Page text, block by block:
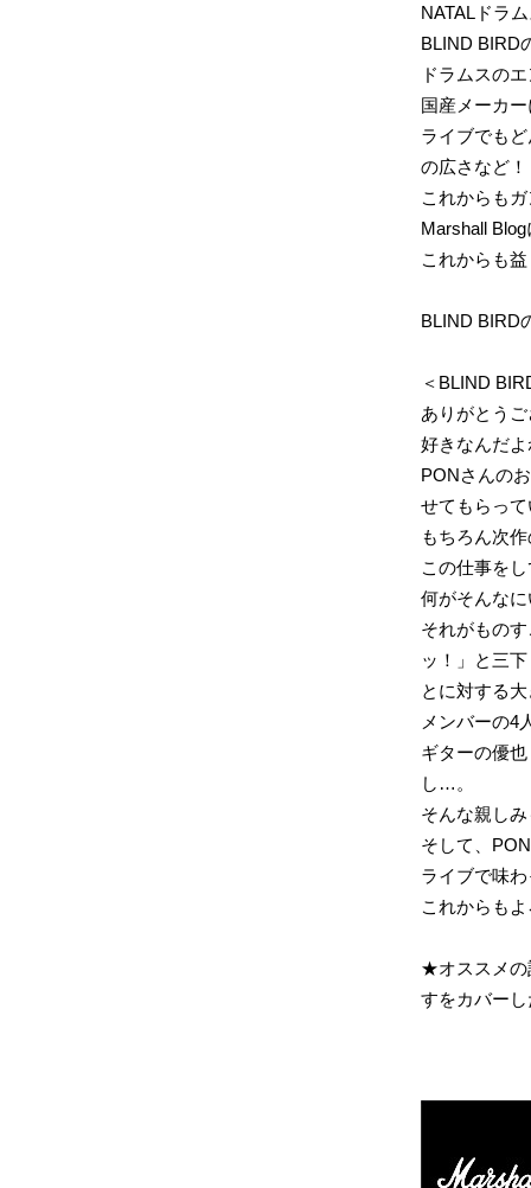
NATALドラ
BLIND BIRD
ドラムスの
国産メーカ
ライブでも
の広さなど！
これからも
Marshall
これからも
BLIND BIRD
＜BLIND
ありがとう
好きなんだ
PONさんの
せてもらっ
もちろん次
この仕事を
何がそんな
それがもの
ッ！」と三
とに対する
メンバーの4
ギターの優
し…。
そんな親し
そして、
ライブで味
これからも
★オススメの
すをカバー